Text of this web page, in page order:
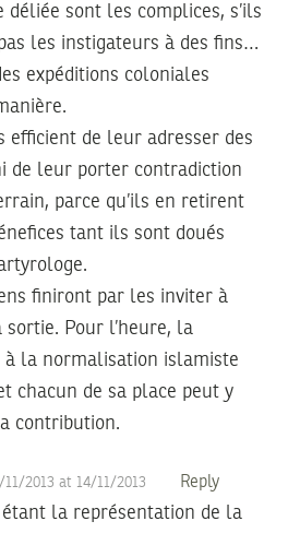
déliée sont les complices, s’ils
les instigateurs à des fins…
expéditions coloniales
efficient de leur adresser des
de leur porter contradiction
parce qu’ils en retirent
tant ils sont doués
finiront par les inviter à
Pour l’heure, la
à la normalisation islamiste
chacun de sa place peut y
contribution.
11/2013 at 14/11/2013 Reply
étant la représentation de la